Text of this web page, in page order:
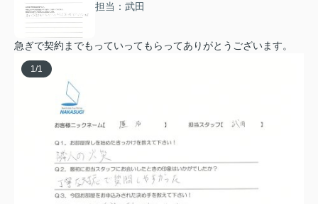
担当：武田
急ぎで契約までもっていってもらってありがとうございます。
1/1